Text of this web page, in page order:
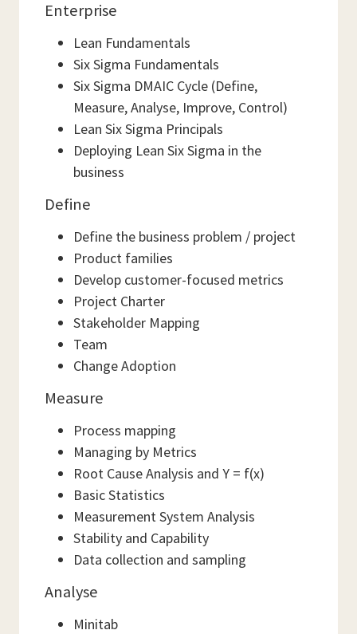
Enterprise
Lean Fundamentals
Six Sigma Fundamentals
Six Sigma DMAIC Cycle (Define,
Measure, Analyse, Improve, Control)
Lean Six Sigma Principals
Deploying Lean Six Sigma in the
business
Define
Define the business problem / project
Product families
Develop customer-focused metrics
Project Charter
Stakeholder Mapping
Team
Change Adoption
Measure
Process mapping
Managing by Metrics
Root Cause Analysis and Y = f(x)
Basic Statistics
Measurement System Analysis
Stability and Capability
Data collection and sampling
Analyse
Minitab